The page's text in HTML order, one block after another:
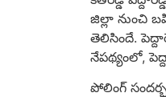
జిల్లా నుంచి
తెలిసిందే.
నేపథ్యంలో,
పోలింగ్